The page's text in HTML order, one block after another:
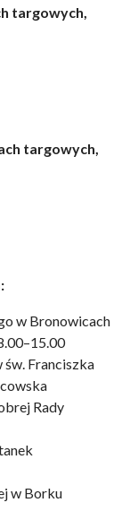
targowych,
targowych,
w Bronowicach
św. Franciszka
Rady
w Borku